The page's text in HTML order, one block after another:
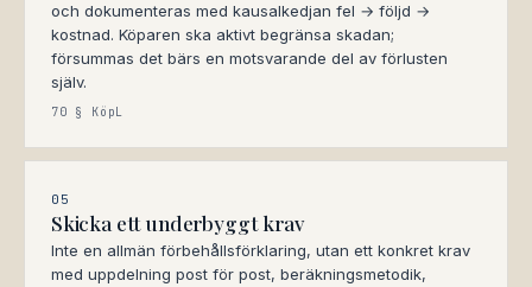
och dokumenteras med kausalkedjan fel → följd →
kostnad. Köparen ska aktivt begränsa skadan;
försummas det bärs en motsvarande del av förlusten
själv.
70 § KöpL
05
Skicka ett underbyggt krav
Inte en allmän förbehållsförklaring, utan ett konkret krav
med uppdelning post för post, beräkningsmetodik,